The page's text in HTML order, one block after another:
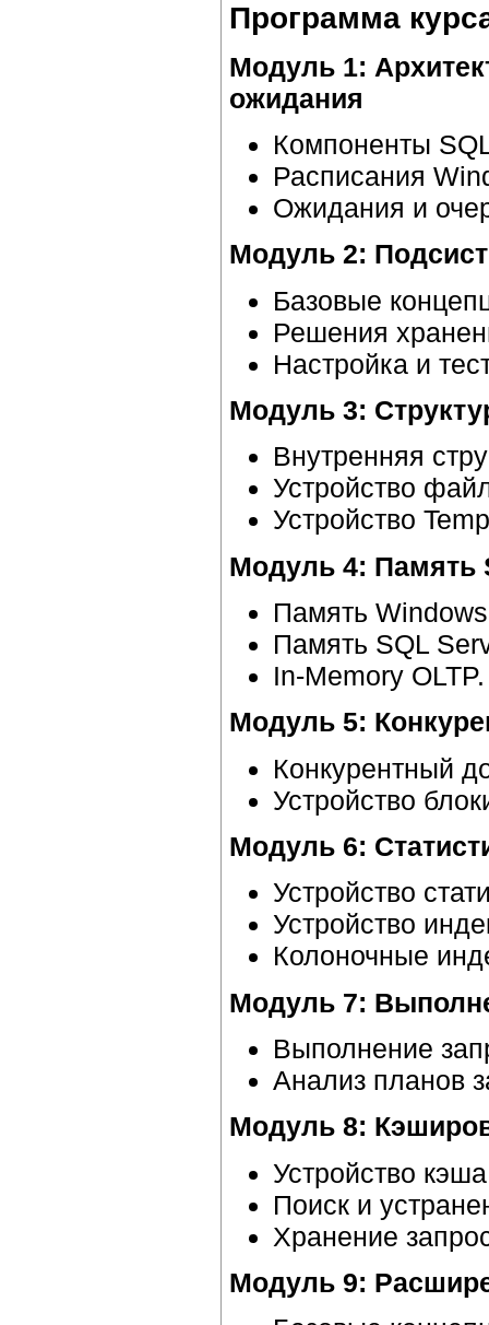
Программа
Модуль 1:
ожидания
Компоненты
Расписания
Ожидания и
Модуль 2:
Базовые
Решения
Настройка и
Модуль 3:
Внутренняя
Устройство
Устройство
Модуль 4: Память
Память
Память SQL
In-Memory OLTP.
Модуль 5:
Конкурентный
Устройство
Модуль 6:
Устройство
Устройство
Колоночные
Модуль 7:
Выполнение
Анализ планов
Модуль 8:
Устройство
Поиск и
Хранение
Модуль 9: